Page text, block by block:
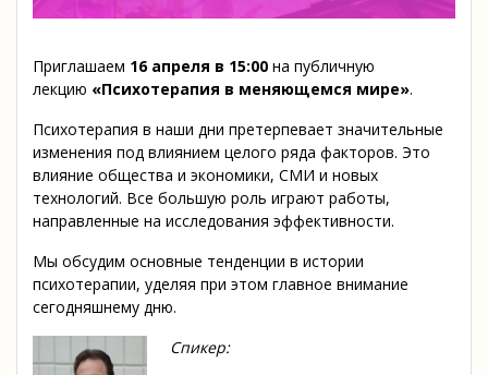
Приглашаем 16 апреля в 15:00 на публичную
лекцию «Психотерапия в меняющемся мире».
Психотерапия в наши дни претерпевает значительные
изменения под влиянием целого ряда факторов. Это
влияние общества и экономики, СМИ и новых
технологий. Все большую роль играют работы,
направленные на исследования эффективности.
Мы обсудим основные тенденции в истории
психотерапии, уделяя при этом главное внимание
сегодняшнему дню.
Спикер: